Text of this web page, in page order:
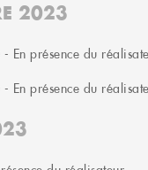
2023
- En présence du
- En présence du